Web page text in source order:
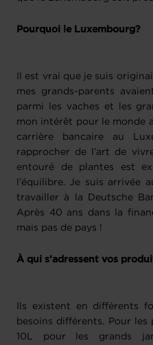
Pourquoi le Luxembourg?
Il est vrai que je suis
mes grands-parents
parmi les vaches et les
mon intérêt pour le monde
carrière bancaire au
rapprocher de l’art de
entouré de plantes est
l’équilibre. Je suis arrivée
travailler à la Deutsche
Après 40 ans dans la
mais pas de pays !
À qui s’adressent vos
Ils existent en différents
besoins différents. Pour les
10L pour les grands